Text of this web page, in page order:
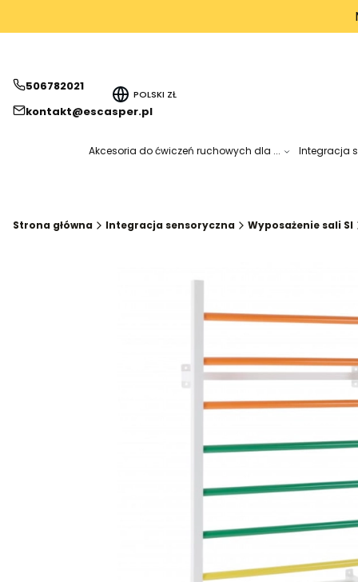
506782021
kontakt@escasper.pl
POLSKI ZŁ
Akcesoria do ćwiczeń ruchowych dla ... Integracja
Strona główna Integracja sensoryczna Wyposażenie sali SI